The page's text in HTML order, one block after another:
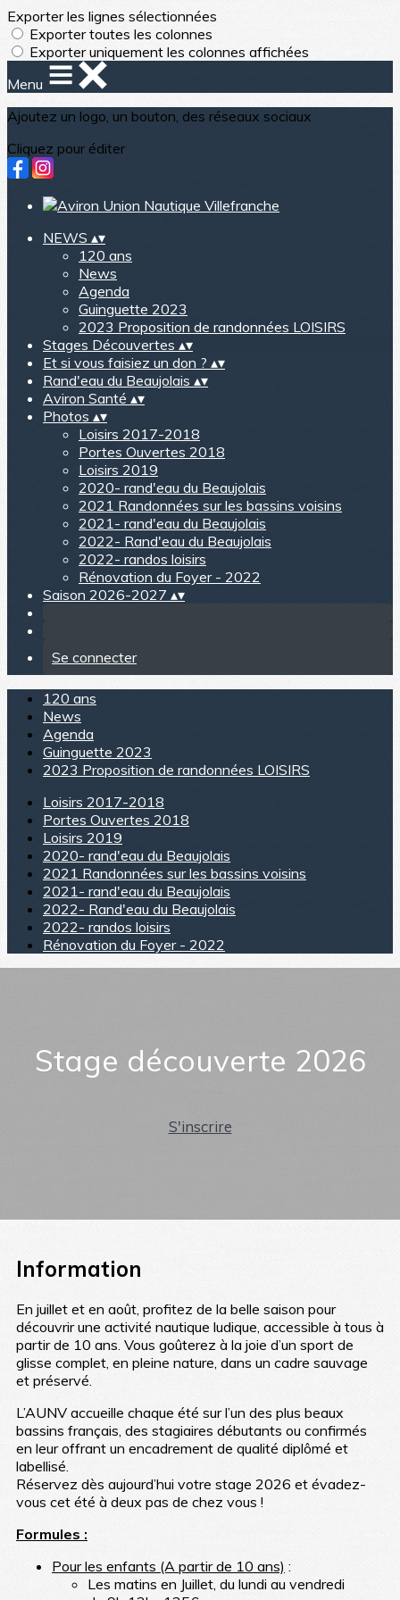
Exporter les lignes sélectionnées
Exporter toutes les colonnes
Exporter uniquement les colonnes affichées
Menu
Ajoutez un logo, un bouton, des réseaux sociaux
Cliquez pour éditer
NEWS ▴▾
120 ans
News
Agenda
Guinguette 2023
2023 Proposition de randonnées LOISIRS
Stages Découvertes ▴▾
Et si vous faisiez un don ? ▴▾
Rand'eau du Beaujolais ▴▾
Aviron Santé ▴▾
Photos ▴▾
Loisirs 2017-2018
Portes Ouvertes 2018
Loisirs 2019
2020- rand'eau du Beaujolais
2021 Randonnées sur les bassins voisins
2021- rand'eau du Beaujolais
2022- Rand'eau du Beaujolais
2022- randos loisirs
Rénovation du Foyer - 2022
Saison 2026-2027 ▴▾
Se connecter
120 ans
News
Agenda
Guinguette 2023
2023 Proposition de randonnées LOISIRS
Loisirs 2017-2018
Portes Ouvertes 2018
Loisirs 2019
2020- rand'eau du Beaujolais
2021 Randonnées sur les bassins voisins
2021- rand'eau du Beaujolais
2022- Rand'eau du Beaujolais
2022- randos loisirs
Rénovation du Foyer - 2022
Stage découverte 2026
S'inscrire
Information
En juillet et en août, profitez de la belle saison pour
découvrir une activité nautique ludique, accessible à tous à
partir de 10 ans. Vous goûterez à la joie d’un sport de
glisse complet, en pleine nature, dans un cadre sauvage
et préservé.
L’AUNV accueille chaque été sur l’un des plus beaux
bassins français, des stagiaires débutants ou confirmés
en leur offrant un encadrement de qualité diplômé et
labellisé.
Réservez dès aujourd’hui votre stage 2026 et évadez-
vous cet été à deux pas de chez vous !
Formules :
Pour les enfants (A partir de 10 ans) :
Les matins en Juillet, du lundi au vendredi